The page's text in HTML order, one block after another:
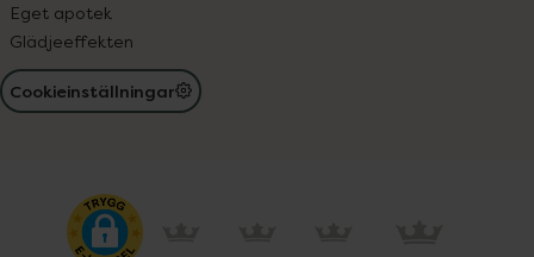
Eget apotek
Glädjeeffekten
Cookieinställningar